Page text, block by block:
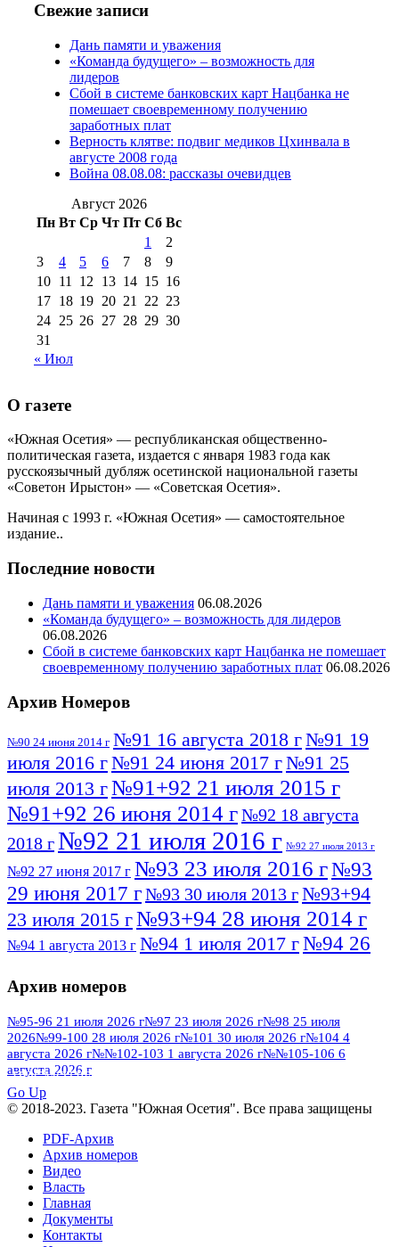
июля 2017 г
2012 г(15)№97 30 июля 2015 г
(15)№98 1 августа 2015 г
августа 2016 г(10)№98 5 июля 2014 г(10)
№98 8 августа 2013 г
августа 2012 г(14)
2017 г(9)
№99 4 августа
2016 г(12) №99 8 июля 2014 г
августа 2012 г(11)
августа 2013 г
(12)
Свежие записи
Дань памяти и уважения
«Команда будущего» – возможность для
лидеров
Сбой в системе банковских карт Нацбанка не
помешает своевременному получению
заработных плат
Верность клятве: подвиг медиков Цхинвала в
августе 2008 года
Война 08.08.08: рассказы очевидцев
Август 2026
Пн Вт Ср Чт Пт Сб Вс
1
2
3
4 5 6 7 8
9
10 11 12 13 14 15 16
17 18 19 20 21 22 23
24 25 26 27 28 29 30
31
« Июл
О газете
«Южная Осетия» — республиканская общественно-
политическая газета, издается с января 1983 года как
русскоязычный дубляж осетинской национальной газеты
«Советон Ирыстон» — «Советская Осетия».
Начиная с 1993 г. «Южная Осетия» — самостоятельное
издание..
Последние новости
Дань памяти и уважения 06.08.2026
«Команда будущего» – возможность для лидеров
06.08.2026
Сбой в системе банковских карт Нацбанка не помешает
своевременному получению заработных плат 06.08.2026
Архив Номеров
№90 24 июня 2014 г №91 16 августа 2018 г№91 19
июля 2016 г№91 24 июня 2017 г№91 25
июля 2013 г№91+92 21 июля 2015 г
№91+92 26 июня 2014 г№92 18 августа
2018 г№92 21 июля 2016 г №92 27 июля 2013 г
№92 27 июня 2017 г №93 23 июля 2016 г№93
29 июня 2017 г№93 30 июля 2013 г№93+94
23 июля 2015 г№93+94 28 июня 2014 г
№94 1 августа 2013 г №94 1 июля 2017 г№94 26
№95 7 августа 2012 г
№95 28 июля 2016 г№95+96 3 августа
2013 г№96 6 июля 2017 г№96 9 августа
2012 г №96 28 июля 2015 г
№96+97 30 июля 2016 г
№97 11 августа 2012 г
№97 30 июля 2015 г
№98 2 августа 2016 г
августа 2013 г
№98+99 11 июля 2017 г
Архив номеров
№95-96 21 июля 2026 г№97 23 июля 2026 г№98 25 июля
2026№99-100 28 июля 2026 г№101 30 июля 2026 г№104 4
августа 2026 г№№102-103 1 августа 2026 г№№105-106 6
августа 2026 г
ПОСМОТРЕТЬ ВСЕ
Go Up
© 2018-2023. Газета "Южная Осетия". Все права защищены
PDF-Архив
Архив номеров
Видео
Власть
Главная
Документы
Контакты